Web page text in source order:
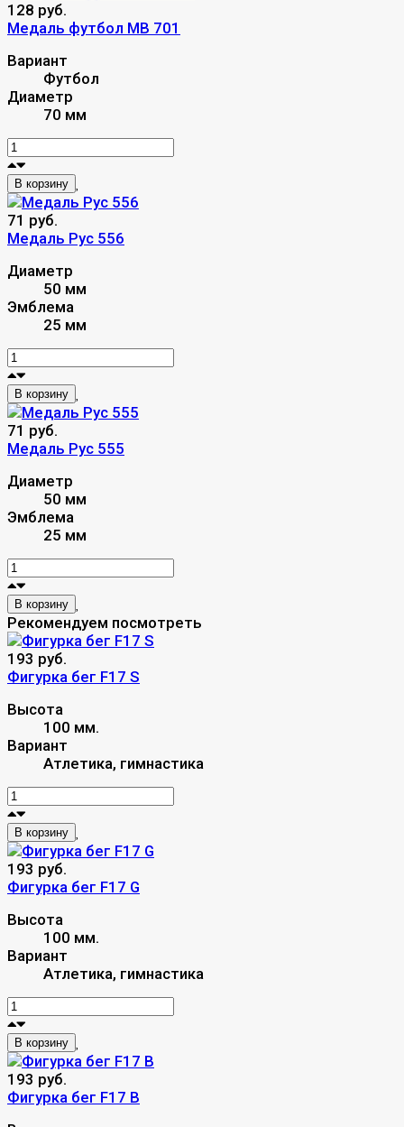
128 руб.
Медаль футбол MB 701
Вариант
Футбол
Диаметр
70 мм
В корзину
71 руб.
Медаль Рус 556
Диаметр
50 мм
Эмблема
25 мм
В корзину
71 руб.
Медаль Рус 555
Диаметр
50 мм
Эмблема
25 мм
В корзину
Рекомендуем посмотреть
193 руб.
Фигурка бег F17 S
Высота
100 мм.
Вариант
Атлетика, гимнастика
В корзину
193 руб.
Фигурка бег F17 G
Высота
100 мм.
Вариант
Атлетика, гимнастика
В корзину
193 руб.
Фигурка бег F17 B